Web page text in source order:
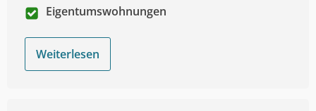
Eigentumswohnungen
Weiterlesen